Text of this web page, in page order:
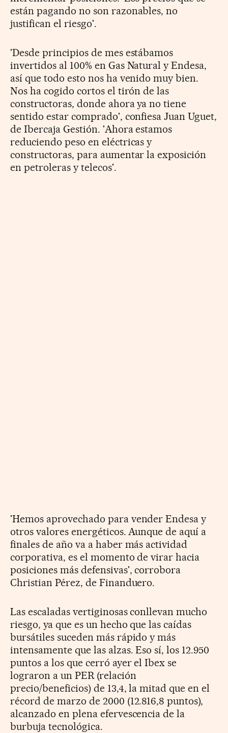
están pagando no son razonables, no
justifican el riesgo'.
'Desde principios de mes estábamos
invertidos al 100% en Gas Natural y Endesa,
así que todo esto nos ha venido muy bien.
Nos ha cogido cortos el tirón de las
constructoras, donde ahora ya no tiene
sentido estar comprado', confiesa Juan Uguet,
de Ibercaja Gestión. 'Ahora estamos
reduciendo peso en eléctricas y
constructoras, para aumentar la exposición
en petroleras y telecos'.
'Hemos aprovechado para vender Endesa y
otros valores energéticos. Aunque de aquí a
finales de año va a haber más actividad
corporativa, es el momento de virar hacia
posiciones más defensivas', corrobora
Christian Pérez, de Finanduero.
Las escaladas vertiginosas conllevan mucho
riesgo, ya que es un hecho que las caídas
bursátiles suceden más rápido y más
intensamente que las alzas. Eso sí, los 12.950
puntos a los que cerró ayer el Ibex se
lograron a un PER (relación
precio/beneficios) de 13,4, la mitad que en el
récord de marzo de 2000 (12.816,8 puntos),
alcanzado en plena efervescencia de la
burbuja tecnológica.